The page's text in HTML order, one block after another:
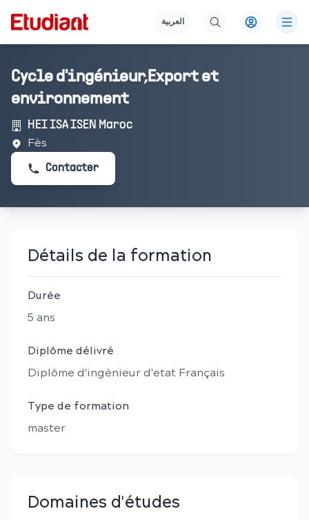
العربية
Cycle d'ingénieur,Export et
environnement
HEI ISA ISEN Maroc
Fès
Contacter
Détails de la formation
Durée
5 ans
Diplôme délivré
Diplôme d'ingénieur d'etat Français
Type de formation
master
Domaines d'études